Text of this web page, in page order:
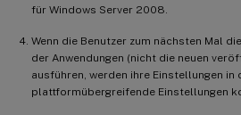
für Windows Server 2008.
Wenn die Benutzer zum nächsten Mal
der Anwendungen (nicht die neuen
ausführen, werden ihre Einstellungen in
plattformübergreifende Einstellungen